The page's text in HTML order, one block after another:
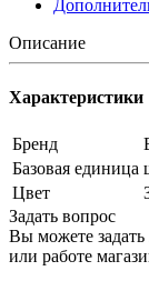
Описание
Характеристики
Бренд
Базовая единица
Цвет
Задать вопрос
Вы можете
или работе